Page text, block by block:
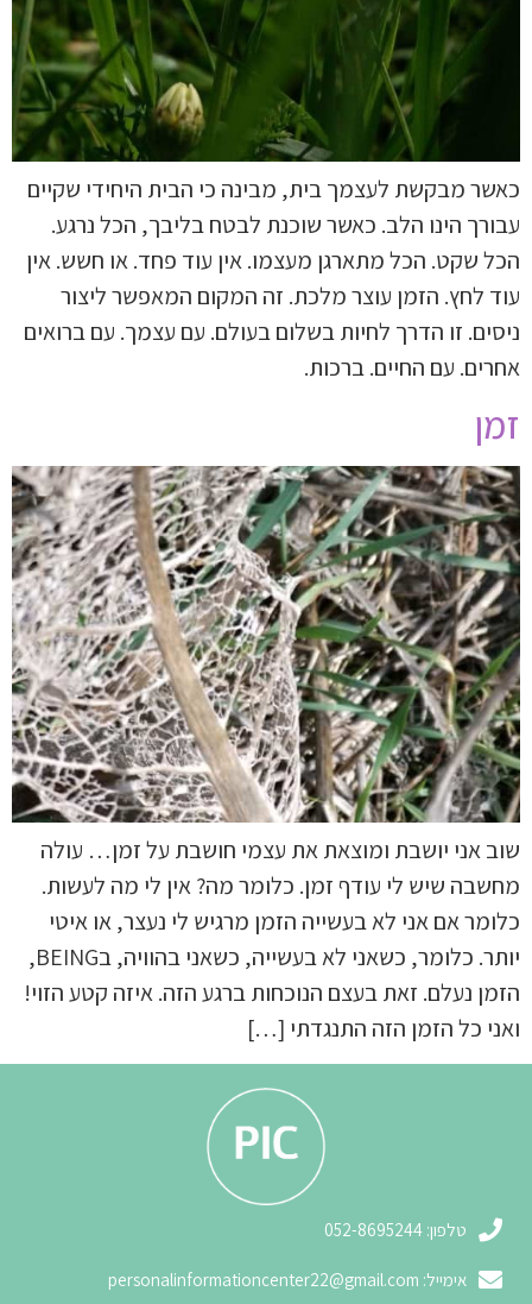
כאשר מבקשת לעצמך בית, מבינה כי הבית היחידי שקיים
עבורך הינו הלב. כאשר שוכנת לבטח בליבך, הכל נרגע.
הכל שקט. הכל מתארגן מעצמו. אין עוד פחד. או חשש. אין
עוד לחץ. הזמן עוצר מלכת. זה המקום המאפשר ליצור
ניסים. זו הדרך לחיות בשלום בעולם. עם עצמך. עם ברואים
אחרים. עם החיים. ברכות.
זמן
שוב אני יושבת ומוצאת את עצמי חושבת על זמן… עולה
מחשבה שיש לי עודף זמן. כלומר מה? אין לי מה לעשות.
כלומר אם אני לא בעשייה הזמן מרגיש לי נעצר, או איטי
יותר. כלומר, כשאני לא בעשייה, כשאני בהוויה, בBEING,
הזמן נעלם. זאת בעצם הנוכחות ברגע הזה. איזה קטע הזוי!
ואני כל הזמן הזה התנגדתי […]
טלפון: 052-8695244
אימייל: personalinformationcenter22@gmail.com
3